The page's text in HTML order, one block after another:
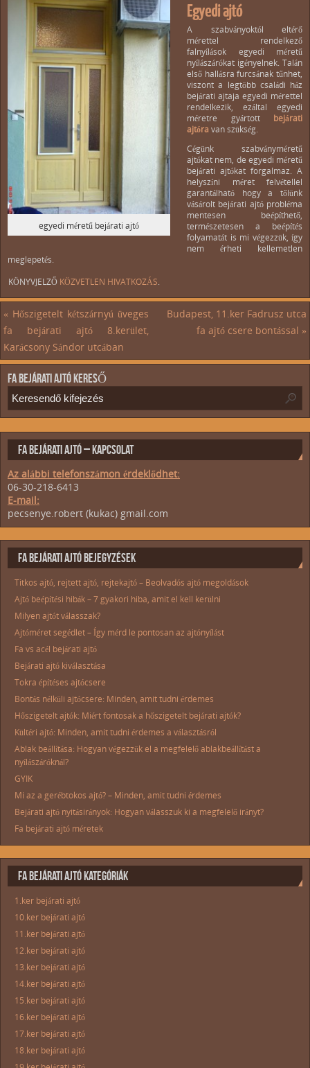
egyedi méretű bejárati ajtó
Egyedi ajtó
A szabványoktól eltérő
mérettel rendelkező
falnyílások egyedi méretű
nyílászárókat igényelnek. Talán
első hallásra furcsának tűnhet,
viszont a legtöbb családi ház
bejárati ajtaja egyedi mérettel
rendelkezik, ezáltal egyedi
méretre gyártott bejárati
ajtóra van szükség.
Cégünk szabványméretű
ajtókat nem, de egyedi méretű
bejárati ajtókat forgalmaz. A
helyszíni méret felvétellel
garantálható hogy a tőlünk
vásárolt bejárati ajtó probléma
mentesen beépíthető,
természetesen a beépítés
folyamatát is mi végezzük, így
nem érheti kellemetlen
meglepetés.
KÖNYVJELZŐ KÖZVETLEN HIVATKOZÁS.
« Hőszigetelt kétszárnyú üveges
fa bejárati ajtó 8.kerület,
Karácsony Sándor utcában
Budapest, 11.ker Fadrusz utca
fa ajtó csere bontással »
FA BEJÁRATI AJTÓ KERESŐ
FA BEJÁRATI AJTÓ – KAPCSOLAT
Az alábbi telefonszámon érdeklődhet:
06-30-218-6413
E-mail:
pecsenye.robert (kukac) gmail.com
FA BEJÁRATI AJTÓ BEJEGYZÉSEK
Titkos ajtó, rejtett ajtó, rejtekajtó – Beolvadós ajtó megoldások
Ajtó beépítési hibák – 7 gyakori hiba, amit el kell kerülni
Milyen ajtót válasszak?
Ajtóméret segédlet – Így mérd le pontosan az ajtónyílást
Fa vs acél bejárati ajtó
Bejárati ajtó kiválasztása
Tokra építéses ajtócsere
Bontás nélküli ajtócsere: Minden, amit tudni érdemes
Hőszigetelt ajtók: Miért fontosak a hőszigetelt bejárati ajtók?
Kültéri ajtó: Minden, amit tudni érdemes a választásról
Ablak beállítása: Hogyan végezzük el a megfelelő ablakbeállítást a
nyílászáróknál?
GYIK
Mi az a gerébtokos ajtó? – Minden, amit tudni érdemes
Bejárati ajtó nyitásirányok: Hogyan válasszuk ki a megfelelő irányt?
Fa bejárati ajtó méretek
FA BEJÁRATI AJTÓ KATEGÓRIÁK
1.ker bejárati ajtó
10.ker bejárati ajtó
11.ker bejárati ajtó
12.ker bejárati ajtó
13.ker bejárati ajtó
14.ker bejárati ajtó
15.ker bejárati ajtó
16.ker bejárati ajtó
17.ker bejárati ajtó
18.ker bejárati ajtó